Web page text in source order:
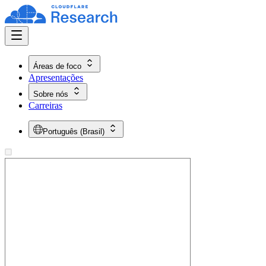
Áreas de foco
Apresentações
Sobre nós
Carreiras
Português (Brasil)